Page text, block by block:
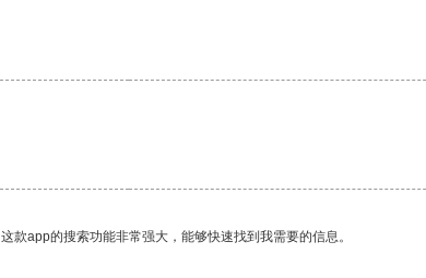
app的搜索功能非常强大，能够快速找到我需要的信息。